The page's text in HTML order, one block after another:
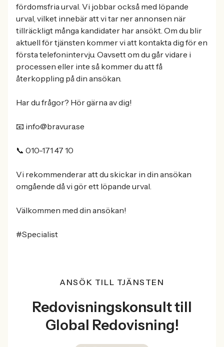
fördomsfria urval. Vi jobbar också med löpande
urval, vilket innebär att vi tar ner annonsen när
tillräckligt många kandidater har ansökt. Om du blir
aktuell för tjänsten kommer vi att kontakta dig för en
första telefonintervju. Oavsett om du går vidare i
processen eller inte så kommer du att få
återkoppling på din ansökan.
Har du frågor? Hör gärna av dig!
📧 info@bravura.se
📞 010-171 47 10
Vi rekommenderar att du skickar in din ansökan
omgående då vi gör ett löpande urval.
Välkommen med din ansökan!
#Specialist
ANSÖK TILL TJÄNSTEN
Redovisningskonsult till
Global Redovisning!